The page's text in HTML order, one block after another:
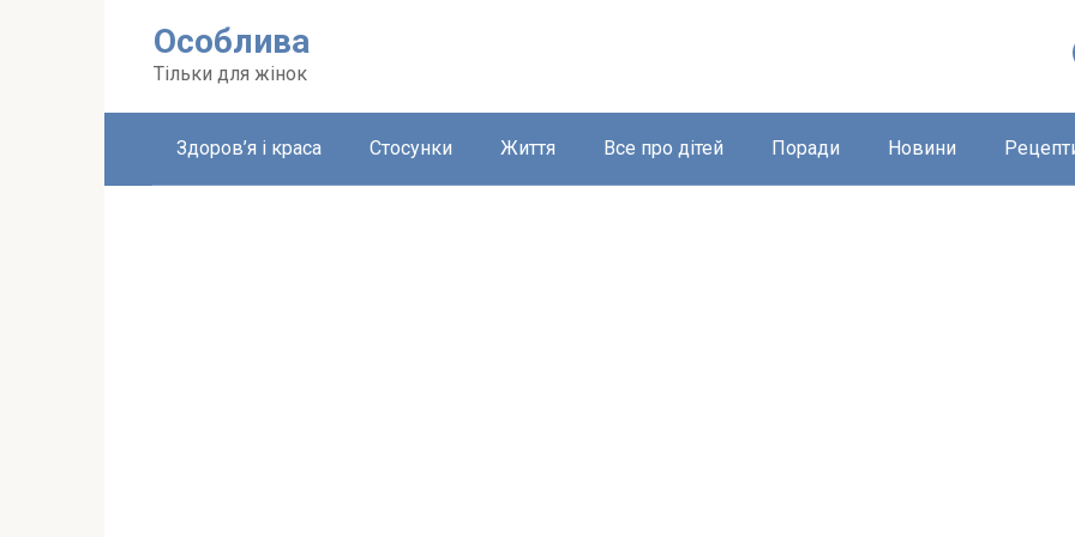
Особлива
Тільки для жінок
Здоров’я і краса Стосунки Життя Все про дітей Поради Новини